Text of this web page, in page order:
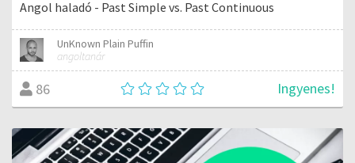
Angol haladó - Past Simple vs. Past Continuous
UnKnown Plain Puffin
angoltanár
86 Ingyenes!